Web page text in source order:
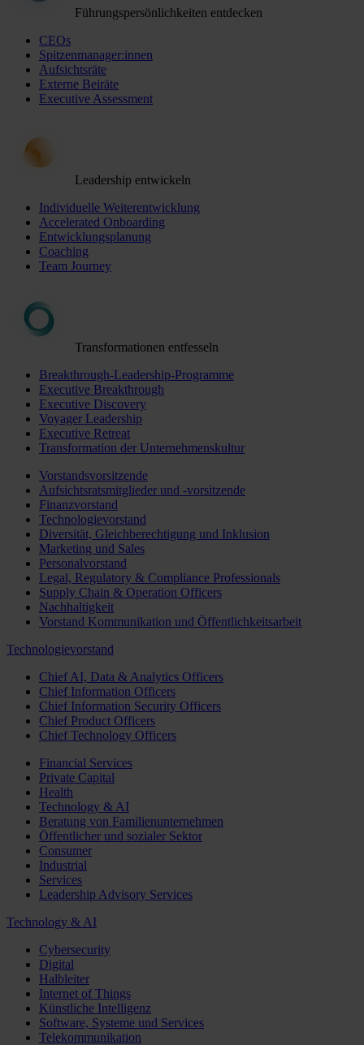
Führungspersönlichkeiten entdecken
CEOs
Spitzenmanager:innen
Aufsichtsräte
Externe Beiräte
Executive Assessment
Leadership entwickeln
Individuelle Weiterentwicklung
Accelerated Onboarding
Entwicklungsplanung
Coaching
Team Journey
Transformationen entfesseln
Breakthrough-Leadership-Programme
Executive Breakthrough
Executive Discovery
Voyager Leadership
Executive Retreat
Transformation der Unternehmenskultur
Vorstandsvorsitzende
Aufsichtsratsmitglieder und -vorsitzende
Finanzvorstand
Technologievorstand
Diversität, Gleichberechtigung und Inklusion
Marketing und Sales
Personalvorstand
Legal, Regulatory & Compliance Professionals
Supply Chain & Operation Officers
Nachhaltigkeit
Vorstand Kommunikation und Öffentlichkeitsarbeit
Technologievorstand
Chief AI, Data & Analytics Officers
Chief Information Officers
Chief Information Security Officers
Chief Product Officers
Chief Technology Officers
Financial Services
Private Capital
Health
Technology & AI
Beratung von Familienunternehmen
Öffentlicher und sozialer Sektor
Consumer
Industrial
Services
Leadership Advisory Services
Technology & AI
Cybersecurity
Digital
Halbleiter
Internet of Things
Künstliche Intelligenz
Software, Systeme und Services
Telekommunikation